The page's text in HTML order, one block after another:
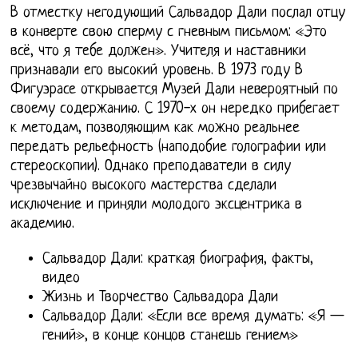
В отместку негодующий Сальвадор Дали послал отцу
в конверте свою сперму с гневным письмом: «Это
всё, что я тебе должен». Учителя и наставники
признавали его высокий уровень. В 1973 году В
Фигуэрасе открывается Музей Дали невероятный по
своему содержанию. С 1970-х он нередко прибегает
к методам, позволяющим как можно реальнее
передать рельефность (наподобие голографии или
стереоскопии). Однако преподаватели в силу
чрезвычайно высокого мастерства сделали
исключение и приняли молодого эксцентрика в
академию.
Сальвадор Дали: краткая биография, факты,
видео
Жизнь и Творчество Сальвадора Дали
Сальвадор Дали: «Если все время думать: «Я —
гений», в конце концов станешь гением»